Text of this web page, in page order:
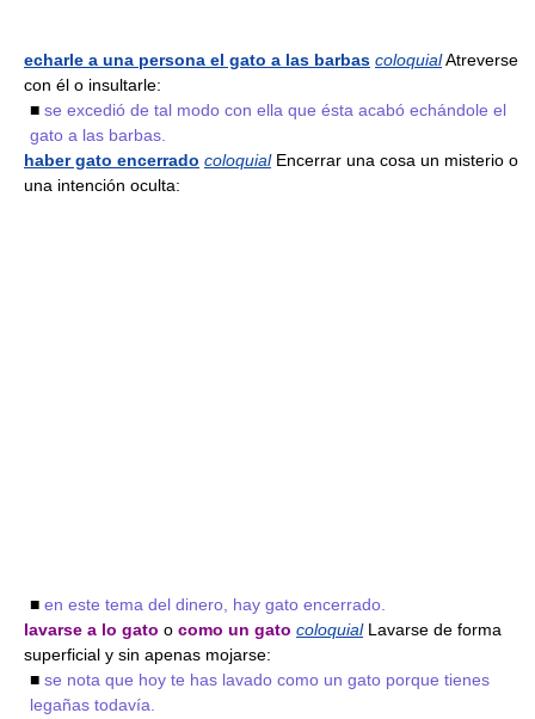
echarle a una persona el gato a las barbas coloquialAtreverse
con él o insultarle:
■ se excedió de tal modo con ella que ésta acabó echándole el
gato a las barbas.
haber gato encerrado coloquialEncerrar una cosa un misterio o
una intención oculta:
■ en este tema del dinero, hay gato encerrado.
lavarse a lo gato o como un gato coloquialLavarse de forma
superficial y sin apenas mojarse:
■ se nota que hoy te has lavado como un gato porque tienes
legañas todavía.